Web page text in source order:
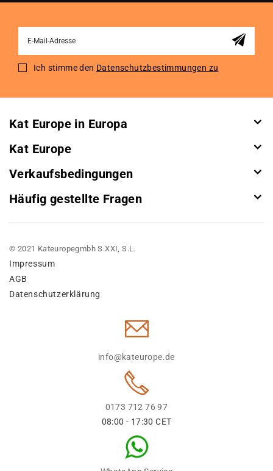
for
Ich stimme den Datenschutzbestimmungen zu
Kat Europe in Europa
Kat Europe
Verkaufsbedingungen
Häufig gestellte Fragen
© 2021 Kateuropegmbh S.XXI, S.L.
Impressum
AGB
Datenschutzerklärung
info@kateurope.de
0173 712 76 97
08:00 - 17:30 CET